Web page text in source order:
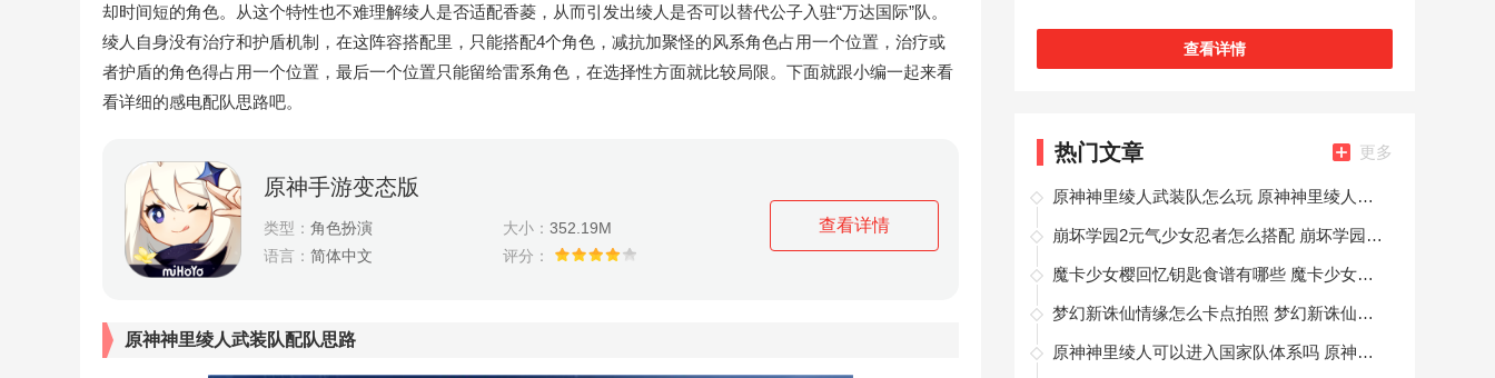
却时间短的角色。从这个特性也不难理解绫人是否适配香菱，从而引发出绫人是否可以替代公子入驻“万达国际”队。
绫人自身没有治疗和护盾机制，在这阵容搭配里，只能搭配4个角色，减抗加聚怪的风系角色占用一个位置，治疗或
者护盾的角色得占用一个位置，最后一个位置只能留给雷系角色，在选择性方面就比较局限。下面就跟小编一起来看
看详细的感电配队思路吧。
原神手游变态版
类型： 角色扮演 大小： 352.19M
语言： 简体中文 评分：
查看详情
原神神里绫人武装队配队思路
查看详情
热门文章 更多
原神神里绫人武装队怎么玩 原神神里绫人武装队配队思路
崩坏学园2元气少女忍者怎么搭配 崩坏学园2元气少女忍者配装攻略
魔卡少女樱回忆钥匙食谱有哪些 魔卡少女樱回忆钥匙食谱攻略大全
梦幻新诛仙情缘怎么卡点拍照 梦幻新诛仙情缘卡点拍照攻略
原神神里绫人可以进入国家队体系吗 原神神里绫人国家队体系怎么玩